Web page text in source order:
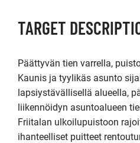
TARGET
Päättyvän tien varrella,
Kaunis ja tyylikäs asunto
lapsiystävällisellä alueella,
liikennöidyn asuntoalueen
Friitalan ulkoilupuistoon
ihanteelliset puitteet